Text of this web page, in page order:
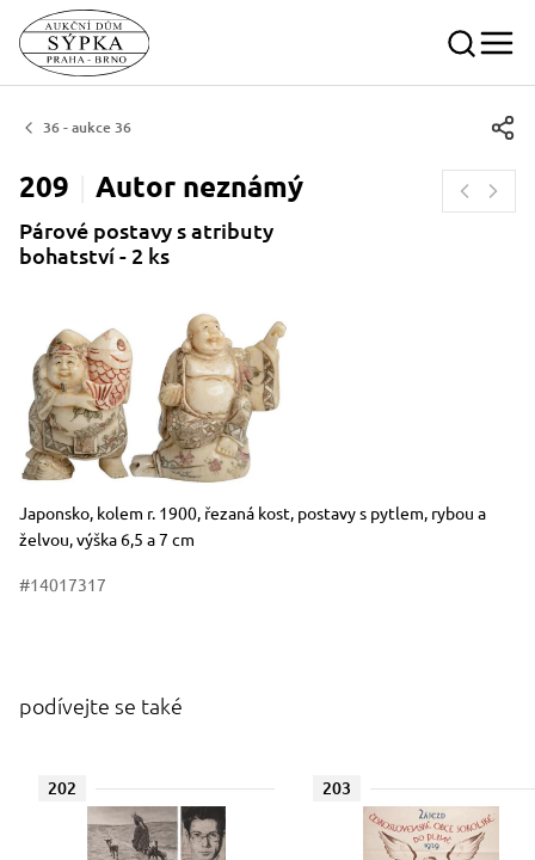
36 - aukce 36
209 Autor neznámý
Párové postavy s atributy
bohatství - 2 ks
Rozměry
Stručný popis předmětu
Japonsko, kolem r. 1900, řezaná kost, postavy s pytlem, rybou a
želvou, výška 6,5 a 7 cm
#14017317
podívejte se také
202 203